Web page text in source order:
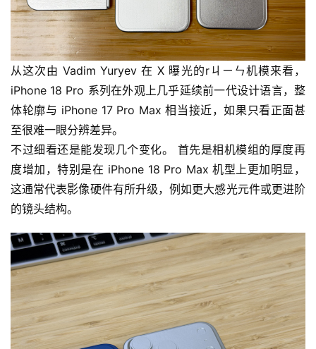
从这次由 Vadim Yuryev 在 X 曝光的rㄐㄧㄣ机模来看，
iPhone 18 Pro 系列在外观上几乎延续前一代设计语言，整
体轮廓与 iPhone 17 Pro Max 相当接近，如果只看正面甚
至很难一眼分辨差异。
不过细看还是能发现几个变化。 首先是相机模组的厚度再
度增加，特别是在 iPhone 18 Pro Max 机型上更加明显，
这通常代表影像硬件有所升级，例如更大感光元件或更进阶
的镜头结构。